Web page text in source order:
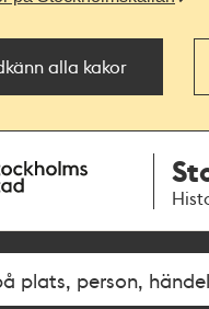
alla kakor